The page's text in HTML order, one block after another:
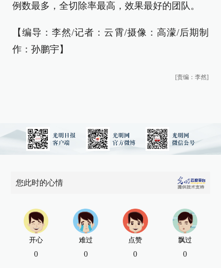
例数最多，全切除率最高，效果最好的团队。
【编导：李然/记者：云霄/摄像：高濛/后期制
作：孙鹏宇】
[责编：李然]
您此时的心情
开心
0
难过
0
点赞
0
飘过
0